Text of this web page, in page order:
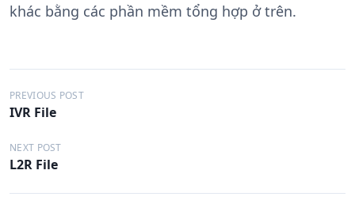
khác bằng các phần mềm tổng hợp ở trên.
Đ
i
ề
u
h
PREVIOUS POST
IVR File
NEXT POST
L2R File